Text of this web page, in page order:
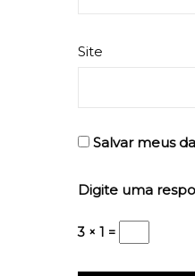
Site
Salvar meus
Digite uma
3 × 1 =